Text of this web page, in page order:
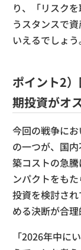
り、「リスク
うスタンスで
いえるでしょう
ポイント2
期投資がオ
今回の戦争に
の一つが、国
築コストの急
ンパクトをも
投資を検討さ
める決断が合理
「2026年中に